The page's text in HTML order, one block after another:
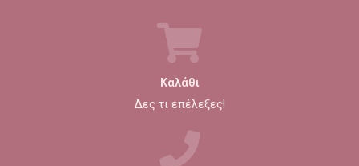
Καλάθι
Δες τι επέλεξες!